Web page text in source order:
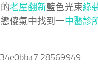
老屋翻新藍色光束綠
傻氣中找到一中醫診